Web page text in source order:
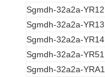
Sgmdh-32a2a-YR12
Sgmdh-32a2a-YR13
Sgmdh-32a2a-YR14
Sgmdh-32a2a-YR51
Sgmdh-32a2a-YRA1